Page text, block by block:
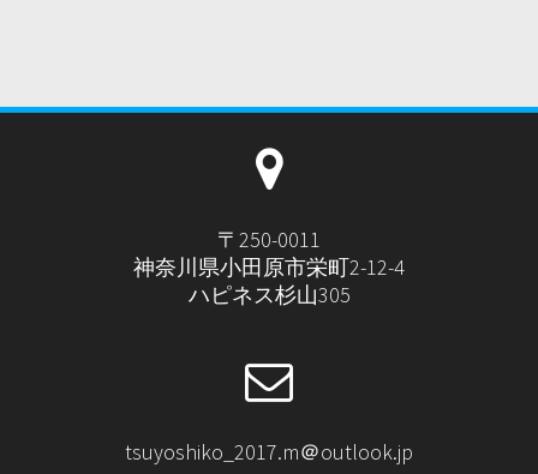
〒250-0011
神奈川県小田原市栄町2-12-4
ハピネス杉山305
tsuyoshiko_2017.m＠outlook.jp